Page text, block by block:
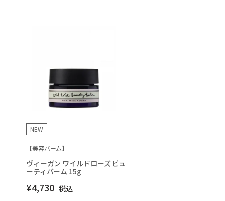
NEW
【美容バーム】
ヴィーガン ワイルドローズ ビュ
ーティバーム 15g
¥4,730 税込